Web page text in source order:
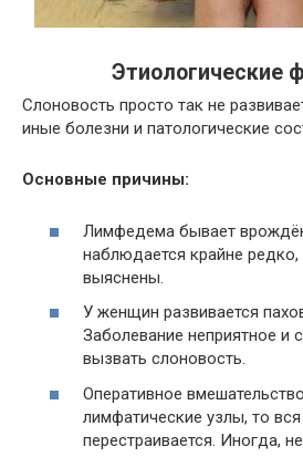
Этиологические
Слоновость просто так не
иные болезни и патологические
Основные причины:
Лимфедема бывает
наблюдается крайне
выяснены.
У женщин развивается
Заболевание неприятное и
вызвать слоновость.
Оперативное
лимфатические узлы, то
перестраивается. Иногда,